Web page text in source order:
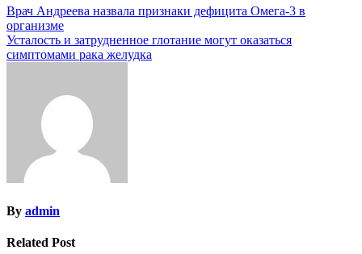
Навигация
по
записям
Врач Андреева назвала признаки дефицита Омега-3 в
организме
Усталость и затрудненное глотание могут оказаться
симптомами рака желудка
By admin
Related Post